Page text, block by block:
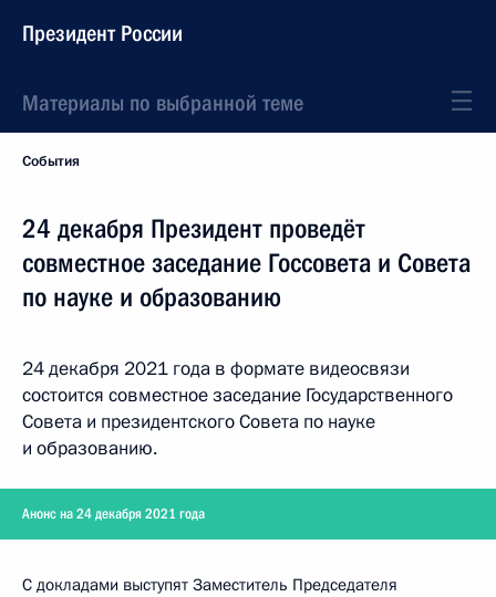
Президент России
Материалы по выбранной теме
События
24 декабря Президент проведёт
совместное заседание Госсовета и Совета
по науке и образованию
24 декабря 2021 года в формате видеосвязи
состоится совместное заседание Государственного
Совета и президентского Совета по науке
и образованию.
Анонс на 24 декабря 2021 года
С докладами выступят Заместитель Председателя